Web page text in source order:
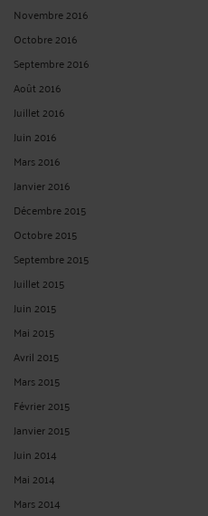
Novembre 2016
Octobre 2016
Septembre 2016
Août 2016
Juillet 2016
Juin 2016
Mars 2016
Janvier 2016
Décembre 2015
Octobre 2015
Septembre 2015
Juillet 2015
Juin 2015
Mai 2015
Avril 2015
Mars 2015
Février 2015
Janvier 2015
Juin 2014
Mai 2014
Mars 2014